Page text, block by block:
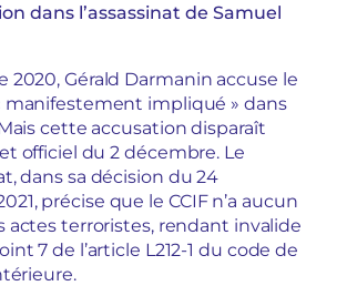
dans l’assassinat de Samuel
2020, Gérald Darmanin accuse le
manifestement impliqué » dans
Mais cette accusation disparaît
officiel du 2 décembre. Le
dans sa décision du 24
précise que le CCIF n’a aucun
actes terroristes, rendant invalide
7 de l’article L212-1 du code de